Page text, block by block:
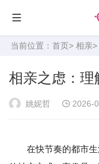
当前位置： 首页> 相亲>
相亲之虑：理
姚妮哲 2026-
在快节奏的都市生